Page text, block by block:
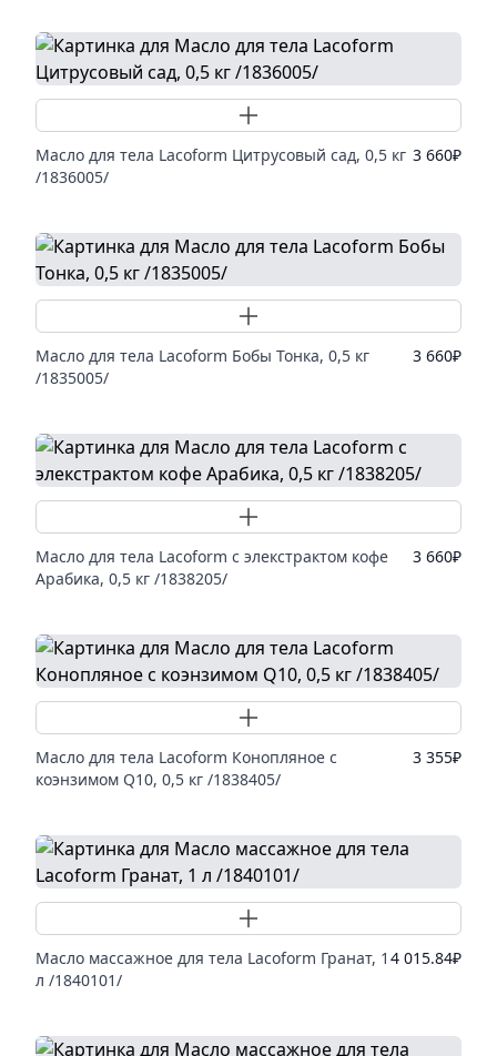
Добавить товар
Масло для тела Lacoform Цитрусовый сад, 0,5 кг
/1836005/
3 660₽
Добавить товар
Масло для тела Lacoform Бобы Тонка, 0,5 кг
/1835005/
3 660₽
Добавить товар
Масло для тела Lacoform с элекстрактом кофе
Арабика, 0,5 кг /1838205/
3 660₽
Добавить товар
Масло для тела Lacoform Конопляное с
коэнзимом Q10, 0,5 кг /1838405/
3 355₽
Добавить товар
Масло массажное для тела Lacoform Гранат, 1
л /1840101/
4 015.84₽